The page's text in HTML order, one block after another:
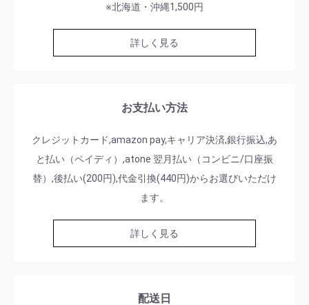
※北海道・沖縄1,500円
詳しく見る
お支払い方法
クレジットカード,amazon pay,キャリア決済,銀行振込,あ
と払い（ペイディ）,atone 翌月払い（コンビニ/口座振
替）,後払い(200円),代金引換(440円)からお選びいただけ
ます。
詳しく見る
配送日